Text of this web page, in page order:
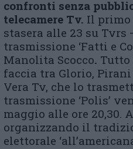
confronti senza
telecamere Tv. Il primo
stasera alle 23 su Tvrs
trasmissione ‘Fatti e
Manolita Scocco. Tutto
faccia tra Glorio,
Vera Tv, che lo
trasmissione ‘Polis’
maggio alle ore 20,30.
organizzando il
elettorale